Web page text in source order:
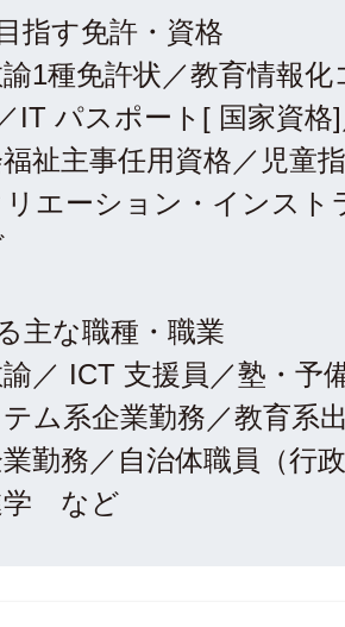
指す免許・資格
1種免許状／教育情報
IT パスポート[ 国家資格
祉主事任用資格／児童
エーション・インスト
主な職種・職業
／ ICT 支援員／塾・予
ム系企業勤務／教育系
勤務／自治体職員（行
学 など